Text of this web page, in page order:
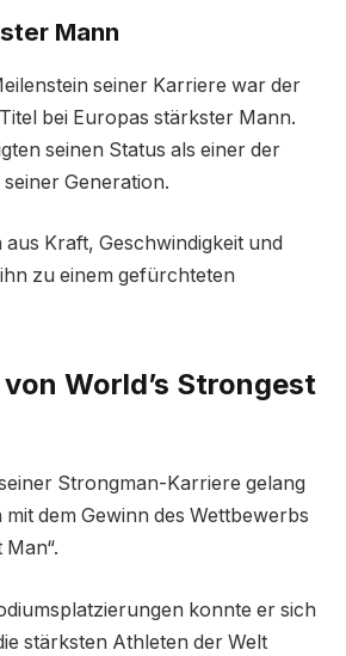
Mann
seiner Karriere war der
bei Europas stärkster Mann.
seinen Status als einer der
Generation.
aus Kraft, Geschwindigkeit und
zu einem gefürchteten
World’s Strongest
Strongman-Karriere gelang
dem Gewinn des Wettbewerbs
Man“.
konnte er sich
stärksten Athleten der Welt